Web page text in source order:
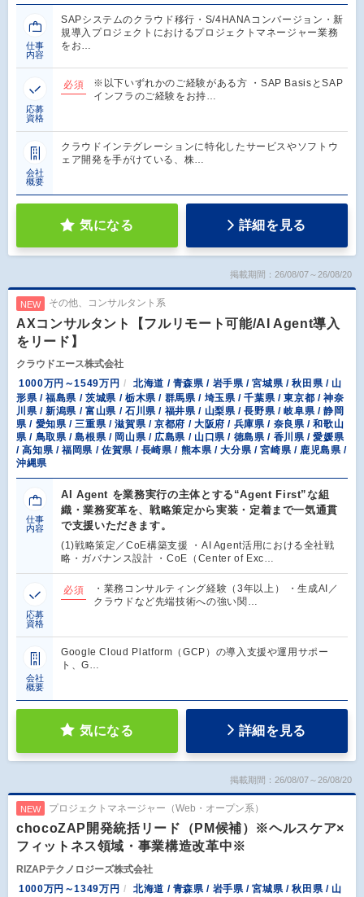
仕事
内容
SAPシステムのクラウド移行・S/4HANAコンバージョン・新
規導入プロジェクトにおけるプロジェクトマネージャー業務
をお…
応募
資格
必須
※以下いずれかのご経験がある方 ・SAP BasisとSAP
インフラのご経験をお持…
会社
概要
クラウドインテグレーションに特化したサービスやソフトウ
ェア開発を手がけている、株…
気になる 詳細を見る
掲載期間：26/08/07～26/08/20
NEW その他、コンサルタント系
AXコンサルタント【フルリモート可能/AI Agent導入
をリード】
クラウドエース株式会社
1000万円～1549万円
北海道 / 青森県 / 岩手県 / 宮城県 / 秋田県 / 山
形県 / 福島県 / 茨城県 / 栃木県 / 群馬県 / 埼玉県 / 千葉県 / 東京都 / 神奈
川県 / 新潟県 / 富山県 / 石川県 / 福井県 / 山梨県 / 長野県 / 岐阜県 / 静岡
県 / 愛知県 / 三重県 / 滋賀県 / 京都府 / 大阪府 / 兵庫県 / 奈良県 / 和歌山
県 / 鳥取県 / 島根県 / 岡山県 / 広島県 / 山口県 / 徳島県 / 香川県 / 愛媛県
/ 高知県 / 福岡県 / 佐賀県 / 長崎県 / 熊本県 / 大分県 / 宮崎県 / 鹿児島県 /
沖縄県
仕事
内容
AI Agent を業務実行の主体とする“Agent First”な組
織・業務変革を、戦略策定から実装・定着まで一気通貫
で支援いただきます。
(1)戦略策定／CoE構築支援 ・AI Agent活用における全社戦
略・ガバナンス設計 ・CoE（Center of Exc…
応募
資格
必須
・業務コンサルティング経験（3年以上） ・生成AI／
クラウドなど先端技術への強い関…
会社
概要
Google Cloud Platform（GCP）の導入支援や運用サポー
ト、G…
気になる 詳細を見る
掲載期間：26/08/07～26/08/20
NEW プロジェクトマネージャー（Web・オープン系）
chocoZAP開発統括リード（PM候補）※ヘルスケア×
フィットネス領域・事業構造改革中※
RIZAPテクノロジーズ株式会社
1000万円～1349万円
北海道 / 青森県 / 岩手県 / 宮城県 / 秋田県 / 山